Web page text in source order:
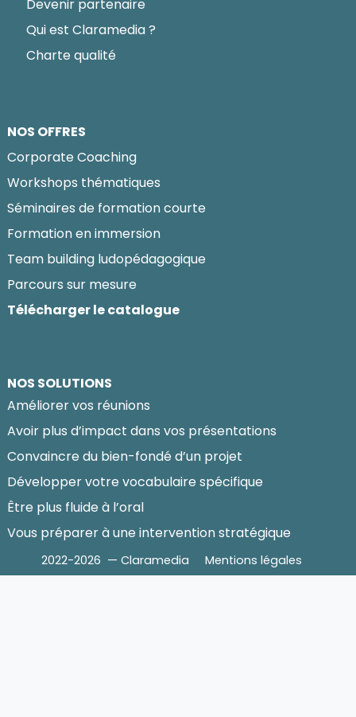
Devenir partenaire
Qui est Claramedia ?
Charte qualité
NOS OFFRES
Corporate Coaching
Workshops thématiques
Séminaires de formation courte
Formation en immersion
Team building ludopédagogique
Parcours sur mesure
Télécharger le catalogue
NOS SOLUTIONS
Améliorer vos réunions
Avoir plus d’impact dans vos présentations
Convaincre du bien-fondé d’un projet
Développer votre vocabulaire spécifique
Être plus fluide à l’oral
Vous préparer à une intervention stratégique
2022-2026 — Claramedia Mentions légales